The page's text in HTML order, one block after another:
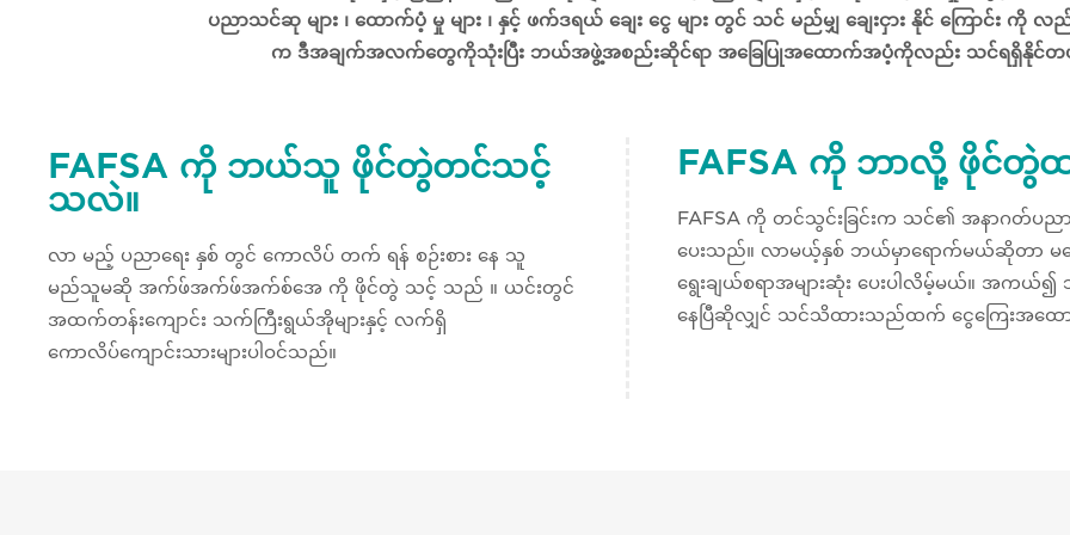
ပညာသင်ဆု များ ၊ ထောက်ပံ့ မှု များ ၊ နှင့် ဖက်ဒရယ် ချေး ငွေ များ တွင် သင် မည်မျှ ချေးငှား နိုင် ကြောင်း
က ဒီအချက်အလက်တွေကိုသုံးပြီး ဘယ်အဖွဲ့အစည်းဆိုင်ရာ အခြေပြုအထောက်အပံ့ကိုလည်း သင်ရရှိနိုင်
FAFSA ကို ဘယ်သူ ဖိုင်တွဲတင်သင့်
သလဲ။
လာ မည့် ပညာရေး နှစ် တွင် ကောလိပ် တက် ရန် စဉ်းစား နေ သူ
မည်သူမဆို အက်ဖ်အက်ဖ်အက်စ်အေ ကို ဖိုင်တွဲ သင့် သည် ။ ယင်းတွင်
အထက်တန်းကျောင်း သက်ကြီးရွယ်အိုများနှင့် လက်ရှိ
ကောလိပ်ကျောင်းသားများပါဝင်သည်။
FAFSA ကို ဘာလို့ ဖိုင်တွဲ
FAFSA ကို တင်သွင်းခြင်းက သင်၏ အနာဂတ်ပညာရ
ပေးသည်။ လာမယ့်နှစ် ဘယ်မှာရောက်မယ်ဆိုတာ မသ
ရွေးချယ်စရာအများဆုံး ပေးပါလိမ့်မယ်။ အကယ်
နေပြီဆိုလျှင် သင်သိထားသည်ထက် ငွေကြေးအထော